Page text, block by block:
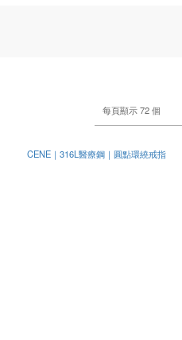
每頁顯示 72 個